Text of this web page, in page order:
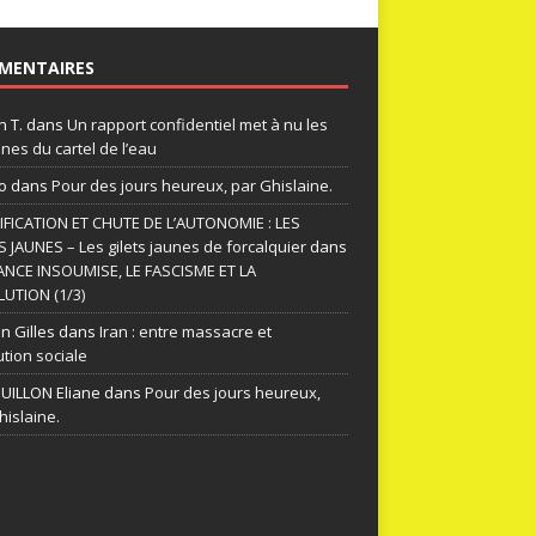
T. dans Un rapport confidentiel met à nu les
du cartel de l’eau
dans Pour des jours heureux, par Ghislaine.
ET CHUTE DE L’AUTONOMIE : LES
JAUNES – Les gilets jaunes de forcalquierdans
INSOUMISE, LE FASCISME ET LA
(1/3)
Gilles dans Iran : entre massacre et
sociale
Eliane dans Pour des jours heureux,